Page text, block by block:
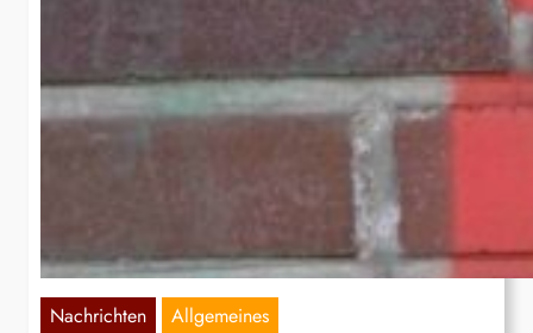
Nachrichten Allgemeines